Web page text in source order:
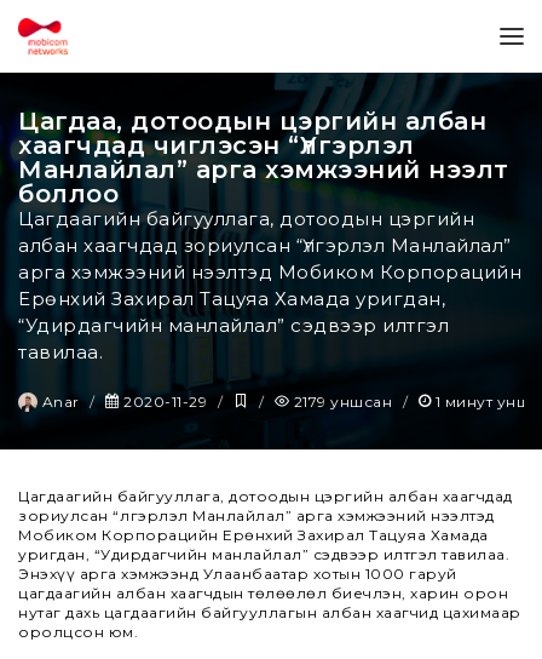
Цагдаа, дотоодын цэргийн албан
хаагчдад чиглэсэн “Үлгэрлэл
Манлайлал” арга хэмжээний нээлт
боллоо
Цагдаагийн байгууллага, дотоодын цэргийн
албан хаагчдад зориулсан “Үлгэрлэл Манлайлал”
арга хэмжээний нээлтэд Мобиком Корпорацийн
Ерөнхий Захирал Тацуяа Хамада уригдан,
“Удирдагчийн манлайлал” сэдвээр илтгэл
тавилаа.
Anar 2020-11-29 2179 уншсан 1 минут
Цагдаагийн байгууллага, дотоодын цэргийн албан хаагчдад
зориулсан “Үлгэрлэл Манлайлал” арга хэмжээний нээлтэд
Мобиком Корпорацийн Ерөнхий Захирал Тацуяа Хамада
уригдан, “Удирдагчийн манлайлал” сэдвээр илтгэл тавилаа.
Энэхүү арга хэмжээнд Улаанбаатар хотын 1000 гаруй
цагдаагийн албан хаагчдын төлөөлөл биечлэн, харин орон
нутаг дахь цагдаагийн байгууллагын албан хаагчид цахимаар
оролцсон юм.